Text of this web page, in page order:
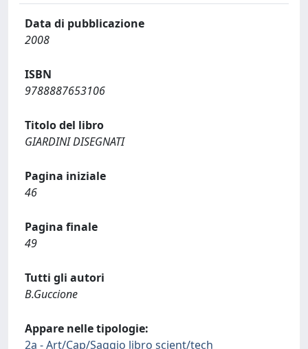
Data di pubblicazione
2008
ISBN
9788887653106
Titolo del libro
GIARDINI DISEGNATI
Pagina iniziale
46
Pagina finale
49
Tutti gli autori
B.Guccione
Appare nelle tipologie:
2a - Art/Cap/Saggio libro scient/tech